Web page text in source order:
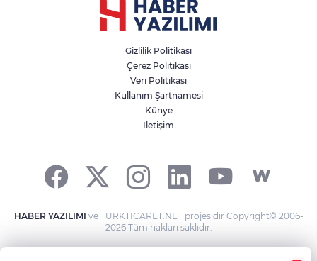
Gizlilik Politikası
Çerez Politikası
Veri Politikası
Kullanım Şartnamesi
Künye
İletişim
HABER YAZILIMI ve TURKTICARET.NET projesidir Copyright© 2006-
2026 Tüm hakları saklıdır.